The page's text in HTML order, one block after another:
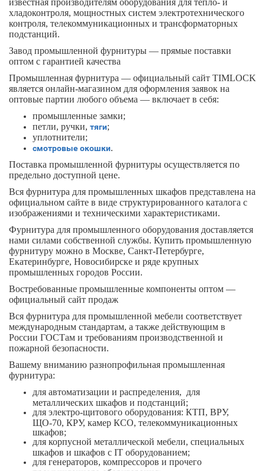
хладоконтроля, мощностных систем электротехнического
контроля, телекоммуникационных и трансформаторных
подстанций.
Завод промышленной фурнитуры — прямые поставки
оптом с гарантией качества
Промышленная фурнитура — официальный сайт TIMLOCK
является онлайн-магазином для оформления заявок на
оптовые партии любого объема — включает в себя:
промышленные замки;
петли, ручки, тяги;
уплотнители;
смотровые окошки.
Поставка промышленной фурнитуры осуществляется по
предельно доступной цене.
Вся фурнитура для промышленных шкафов представлена на
официальном сайте в виде структурированного каталога с
изображениями и техническими характеристиками.
Фурнитура для промышленного оборудования доставляется
нами силами собственной службы. Купить промышленную
фурнитуру можно в Москве, Санкт-Петербурге,
Екатеринбурге, Новосибирске и ряде крупных
промышленных городов России.
Востребованные промышленные компоненты оптом —
официальный сайт продаж
Вся фурнитура для промышленной мебели соответствует
международным стандартам, а также действующим в
России ГОСТам и требованиям производственной и
пожарной безопасности.
Вашему вниманию разнопрофильная промышленная
фурнитура:
для автоматизации и распределения, для
металлических шкафов и подстанций;
для электро-щитового оборудования: КТП, ВРУ,
ЩО-70, КРУ, камер КСО, телекоммуникационных
шкафов;
для корпусной металлической мебели, специальных
шкафов и шкафов с IT оборудованием;
для генераторов, компрессоров и прочего